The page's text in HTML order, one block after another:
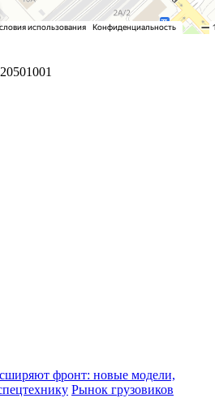
фронт: новые модели,
Рынок грузовиков